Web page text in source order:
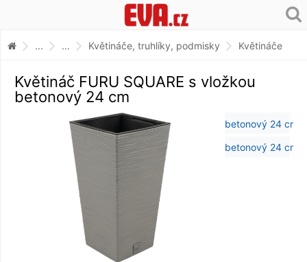
... ... Květináče, truhlíky, podmisky Květináče
Květináč FURU SQUARE s vložkou
betonový 24 cm